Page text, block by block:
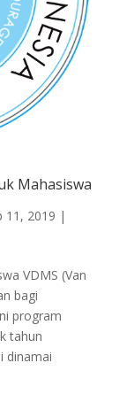
Mahasiswa
11, 2019 |
VDMS (Van
bagi
program
tahun
dinamai